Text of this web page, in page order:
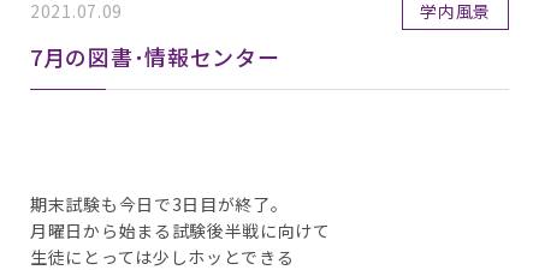
2021.07.09 学内風景
7月の図書･情報センター
期末試験も今日で3日目が終了。
月曜日から始まる試験後半戦に向けて
生徒にとっては少しホッとできる